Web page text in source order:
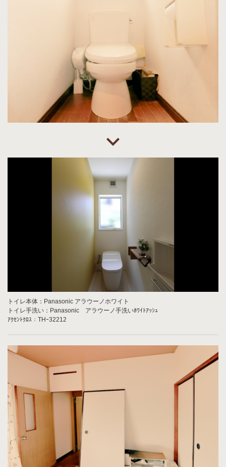
トイレ本体：Panasonic アラウーノホワイト
トイレ手洗い：Panasonic アラウーノ手洗いﾎﾜｲﾄｱｯｼｭ
ｱｸｾﾝﾄｸﾛｽ：THｰ32212